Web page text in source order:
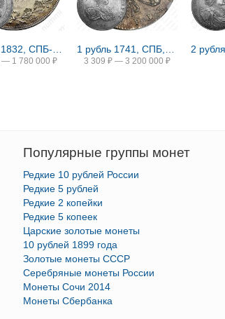
— 1 780 000 ₽ 3 309 ₽ — 3 200 000 ₽
Популярные группы монет
Редкие 10 рублей России
Редкие 5 рублей
Редкие 2 копейки
Редкие 5 копеек
Царские золотые монеты
10 рублей 1899 года
Золотые монеты СССР
Серебряные монеты России
Монеты Сочи 2014
Монеты Сбербанка